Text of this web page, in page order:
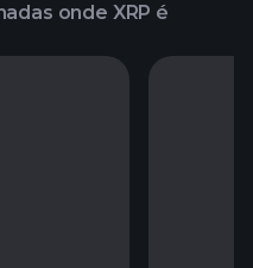
onde XRP é